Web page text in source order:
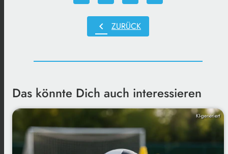
chevron_left ZURÜCK
Das könnte Dich auch interessieren
KI-generiert